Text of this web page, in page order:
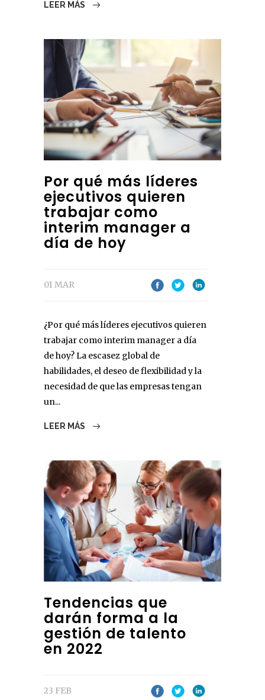
LEER MÁS
Por qué más líderes
ejecutivos quieren
trabajar como
interim manager a
día de hoy
01 MAR
¿Por qué más líderes ejecutivos quieren
trabajar como interim manager a día
de hoy? La escasez global de
habilidades, el deseo de flexibilidad y la
necesidad de que las empresas tengan
un...
LEER MÁS
Tendencias que
darán forma a la
gestión de talento
en 2022
23 FEB